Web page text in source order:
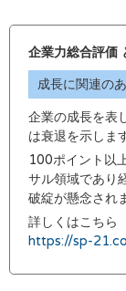
企業力総合評価
成長に関連の
企業の成長を表
は衰退を示しま
100ポイント以
サル領域であり
破綻が懸念され
詳しくはこちら
https://sp-